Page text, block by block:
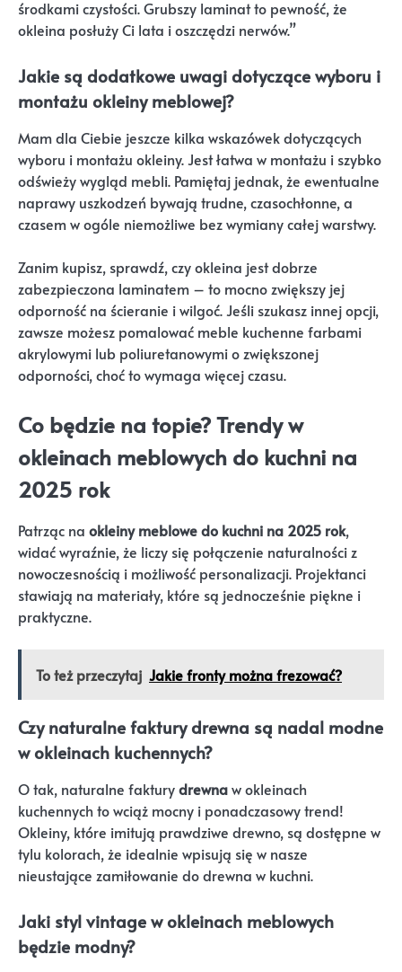
środkami czystości. Grubszy laminat to pewność, że
okleina posłuży Ci lata i oszczędzi nerwów.”
Jakie są dodatkowe uwagi dotyczące wyboru i
montażu okleiny meblowej?
Mam dla Ciebie jeszcze kilka wskazówek dotyczących
wyboru i montażu okleiny. Jest łatwa w montażu i szybko
odświeży wygląd mebli. Pamiętaj jednak, że ewentualne
naprawy uszkodzeń bywają trudne, czasochłonne, a
czasem w ogóle niemożliwe bez wymiany całej warstwy.
Zanim kupisz, sprawdź, czy okleina jest dobrze
zabezpieczona laminatem – to mocno zwiększy jej
odporność na ścieranie i wilgoć. Jeśli szukasz innej opcji,
zawsze możesz pomalować meble kuchenne farbami
akrylowymi lub poliuretanowymi o zwiększonej
odporności, choć to wymaga więcej czasu.
Co będzie na topie? Trendy w
okleinach meblowych do kuchni na
2025 rok
Patrząc na okleiny meblowe do kuchni na 2025 rok,
widać wyraźnie, że liczy się połączenie naturalności z
nowoczesnością i możliwość personalizacji. Projektanci
stawiają na materiały, które są jednocześnie piękne i
praktyczne.
To też przeczytaj Jakie fronty można frezować?
Czy naturalne faktury drewna są nadal modne
w okleinach kuchennych?
O tak, naturalne fakturydrewnaw okleinach
kuchennych to wciąż mocny i ponadczasowy trend!
Okleiny, które imitują prawdziwe drewno, są dostępne w
tylu kolorach, że idealnie wpisują się w nasze
nieustające zamiłowanie do drewna w kuchni.
Jaki styl vintage w okleinach meblowych
będzie modny?